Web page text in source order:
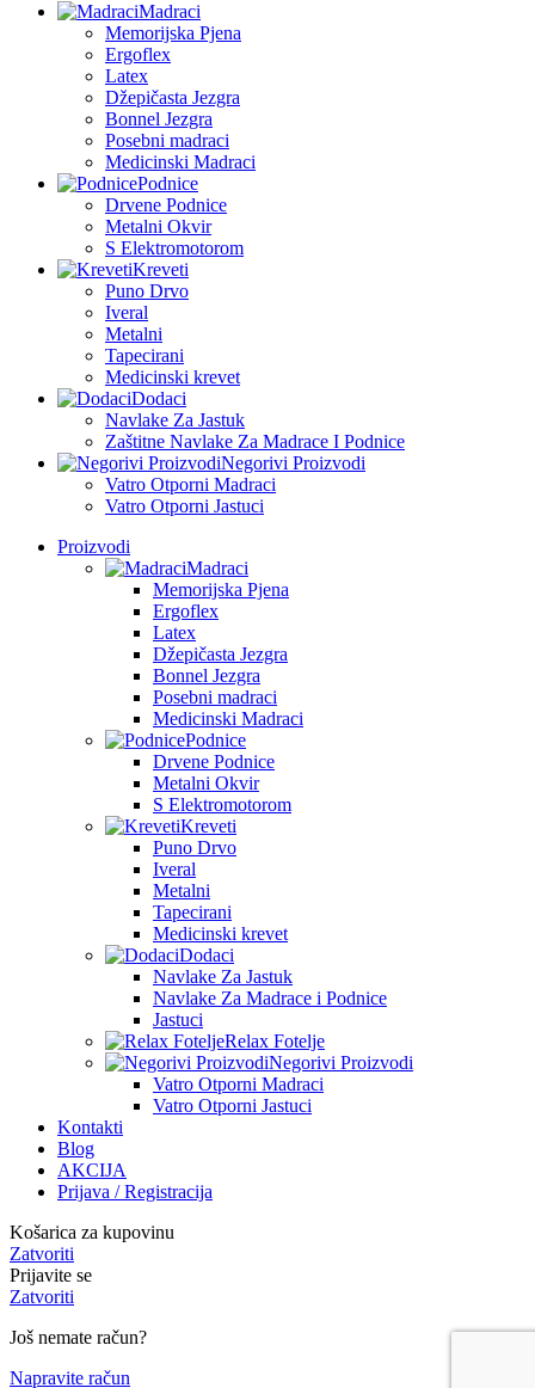
Madraci
Memorijska Pjena
Ergoflex
Latex
Džepičasta Jezgra
Bonnel Jezgra
Posebni madraci
Medicinski Madraci
Podnice
Drvene Podnice
Metalni Okvir
S Elektromotorom
Kreveti
Puno Drvo
Iveral
Metalni
Tapecirani
Medicinski krevet
Dodaci
Navlake Za Jastuk
Zaštitne Navlake Za Madrace I Podnice
Negorivi Proizvodi
Vatro Otporni Madraci
Vatro Otporni Jastuci
Proizvodi
Madraci
Memorijska Pjena
Ergoflex
Latex
Džepičasta Jezgra
Bonnel Jezgra
Posebni madraci
Medicinski Madraci
Podnice
Drvene Podnice
Metalni Okvir
S Elektromotorom
Kreveti
Puno Drvo
Iveral
Metalni
Tapecirani
Medicinski krevet
Dodaci
Navlake Za Jastuk
Navlake Za Madrace i Podnice
Jastuci
Relax Fotelje
Negorivi Proizvodi
Vatro Otporni Madraci
Vatro Otporni Jastuci
Kontakti
Blog
AKCIJA
Prijava / Registracija
Košarica za kupovinu
Zatvoriti
Prijavite se
Zatvoriti
Još nemate račun?
Napravite račun